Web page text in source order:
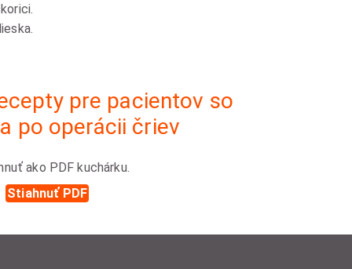
pre pacientov so
po operácii čriev
ako PDF kuchárku.
Stiahnuť PDF